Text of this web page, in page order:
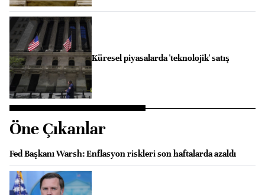
Küresel piyasalarda 'teknolojik' satış
Öne Çıkanlar
Fed Başkanı Warsh: Enflasyon riskleri son haftalarda azaldı